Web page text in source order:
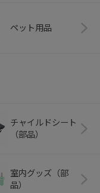
ペット用品
チャイルドシート
（部品）
室内グッズ（部
品）